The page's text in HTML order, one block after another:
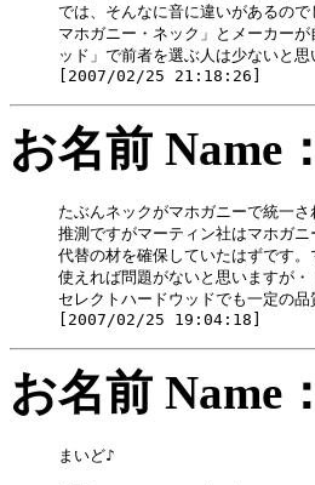
では、そんなに音に違いがあるの
マホガニー・ネック」とメーカー
ッド」で前者を選ぶ人は少ないと思
お名前 Name：
たぶんネックがマホガニーで統一さ
推測ですがマーティン社はマホガ
代替の材を確保していたはずです
使えれば問題がないと思いますが・
セレクトハードウッドでも一定の品
お名前 Name：
まいど♪